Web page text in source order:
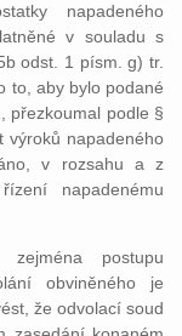
napadeného
v souladu s
odst. 1 písm. g) tr.
to, aby bylo podané
přezkoumal podle §
výroků napadeného
v rozsahu a z
napadenému
postupu
obviněného je
že odvolací soud